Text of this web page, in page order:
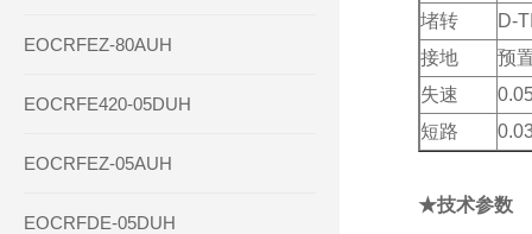
EOCRFEZ-80AUH
EOCRFE420-05DUH
EOCRFEZ-05AUH
EOCRFDE-05DUH
堵转
D-
接地
预
失速
短路
★技术参数